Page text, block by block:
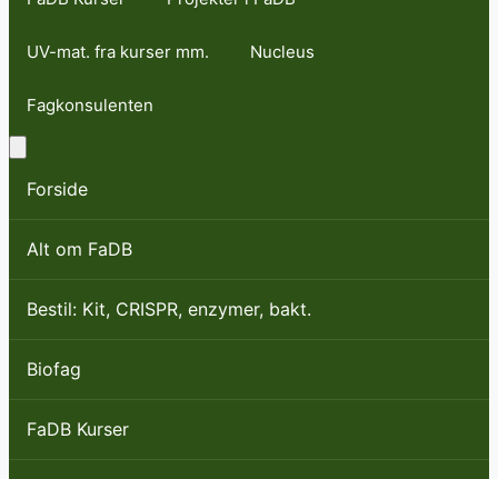
UV-mat. fra kurser mm. Nucleus
Fagkonsulenten
Forside
Alt om FaDB
Bestil: Kit, CRISPR, enzymer, bakt.
Biofag
FaDB Kurser